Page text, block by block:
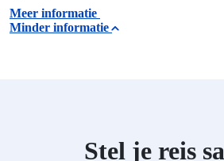
Meer informatie
Minder informatie
Stel je reis